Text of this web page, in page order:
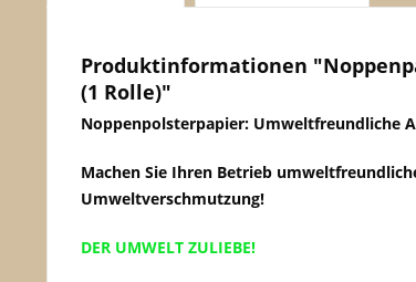
Produktinformationen
(1 Rolle)"
Noppenpolsterpapier: Umweltfreundliche
Machen Sie Ihren Betrieb
Umweltverschmutzung!
DER UMWELT ZULIEBE!